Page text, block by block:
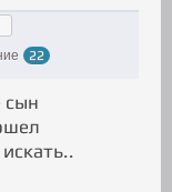
22
сын